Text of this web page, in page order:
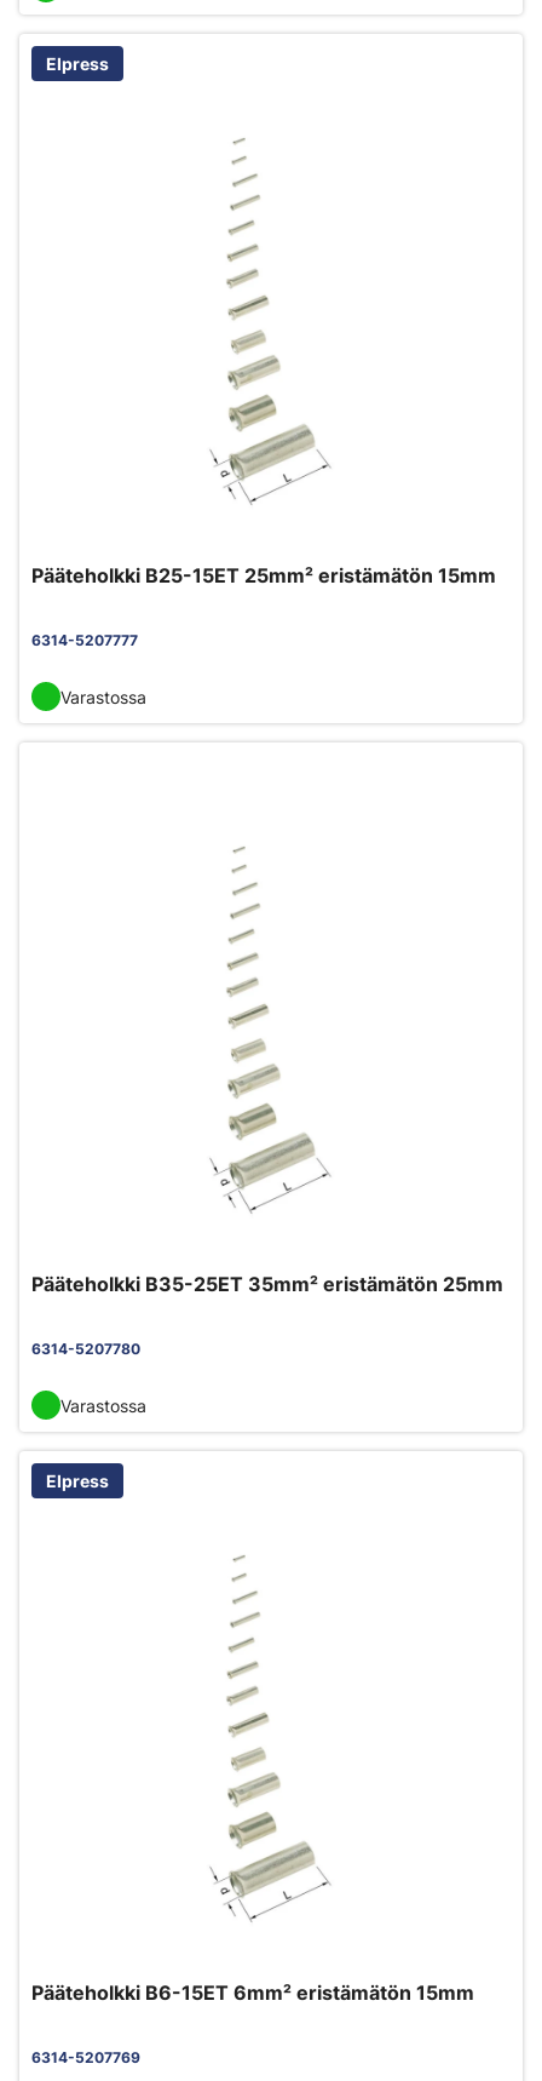
Elpress
Pääteholkki B25-15ET 25mm² eristämätön 15mm
6314-5207777
Varastossa
Pääteholkki B35-25ET 35mm² eristämätön 25mm
6314-5207780
Varastossa
Elpress
Pääteholkki B6-15ET 6mm² eristämätön 15mm
6314-5207769